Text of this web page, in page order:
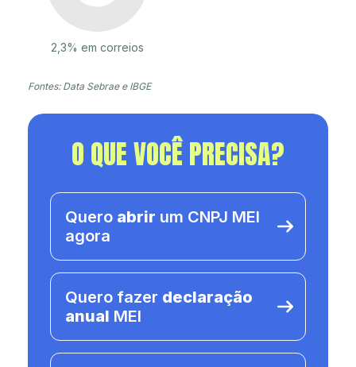
2,3% em correios
Fontes: Data Sebrae e IBGE
O QUE VOCÊ PRECISA?
Quero abrir um CNPJ MEI
agora
Quero fazer declaração
anual MEI